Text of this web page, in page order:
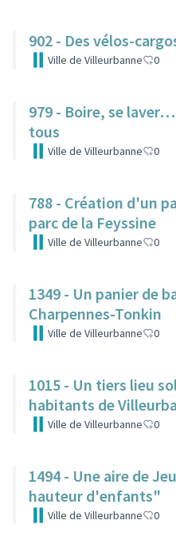
902 - Des vélos-
Ville de Villeurbanne 0
979 - Boire, se
tous
Ville de Villeurbanne 0
788 - Création d'un
parc de la Feyssine
Ville de Villeurbanne 0
1349 - Un panier de
Charpennes-Tonkin
Ville de Villeurbanne 0
1015 - Un tiers lieu
habitants de
Ville de Villeurbanne 0
1494 - Une aire de
hauteur d'enfants"
Ville de Villeurbanne 0